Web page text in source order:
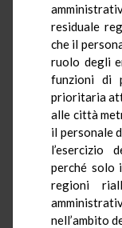
residuale
che il
ruolo degli
funzioni di
prioritaria
alle città
il personale
l’esercizio
perché solo
regioni
nell’ambito